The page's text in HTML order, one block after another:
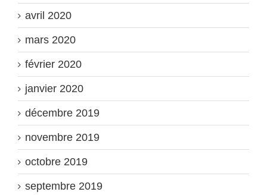
avril 2020
mars 2020
février 2020
janvier 2020
décembre 2019
novembre 2019
octobre 2019
septembre 2019